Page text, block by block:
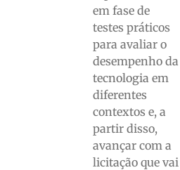
em fase de
testes práticos
para avaliar o
desempenho da
tecnologia em
diferentes
contextos e, a
partir disso,
avançar com a
licitação que vai